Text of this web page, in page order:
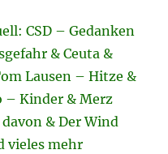
CSD – Gedanken
& Ceuta &
Lausen – Hitze &
– Kinder & Merz
& Der Wind
vieles mehr